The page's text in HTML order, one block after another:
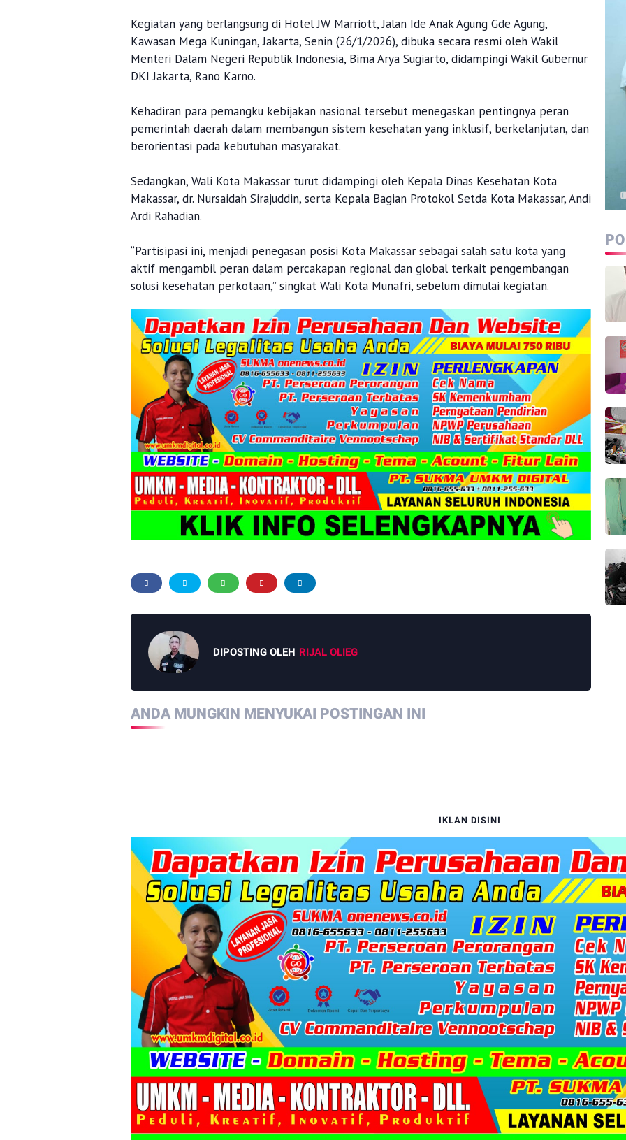
Kegiatan yang berlangsung di Hotel JW Marriott, Jalan Ide Anak Agung Gde Agung,
Kawasan Mega Kuningan, Jakarta, Senin (26/1/2026), dibuka secara resmi oleh Wakil
Menteri Dalam Negeri Republik Indonesia, Bima Arya Sugiarto, didampingi Wakil Gubernur
DKI Jakarta, Rano Karno.
Kehadiran para pemangku kebijakan nasional tersebut menegaskan pentingnya peran
pemerintah daerah dalam membangun sistem kesehatan yang inklusif, berkelanjutan, dan
berorientasi pada kebutuhan masyarakat.
Sedangkan, Wali Kota Makassar turut didampingi oleh Kepala Dinas Kesehatan Kota
Makassar, dr. Nursaidah Sirajuddin, serta Kepala Bagian Protokol Setda Kota Makassar, Andi
Ardi Rahadian.
“Partisipasi ini, menjadi penegasan posisi Kota Makassar sebagai salah satu kota yang
aktif mengambil peran dalam percakapan regional dan global terkait pengembangan
solusi kesehatan perkotaan,” singkat Wali Kota Munafri, sebelum dimulai kegiatan.
DIPOSTING OLEH RIJAL OLIEG
ANDA MUNGKIN MENYUKAI POSTINGAN INI
IKLAN DISINI